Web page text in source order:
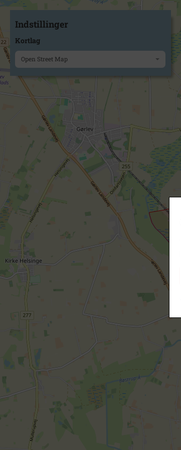
Indstillinger
Kortlag
Open Street Map